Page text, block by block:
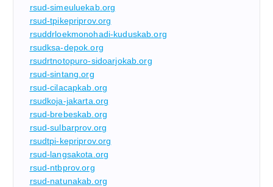
rsud-simeuluekab.org
rsud-tpikepriprov.org
rsuddrloekmonohadi-kuduskab.org
rsudksa-depok.org
rsudrtnotopuro-sidoarjokab.org
rsud-sintang.org
rsud-cilacapkab.org
rsudkoja-jakarta.org
rsud-brebeskab.org
rsud-sulbarprov.org
rsudtpi-kepriprov.org
rsud-langsakota.org
rsud-ntbprov.org
rsud-natunakab.org